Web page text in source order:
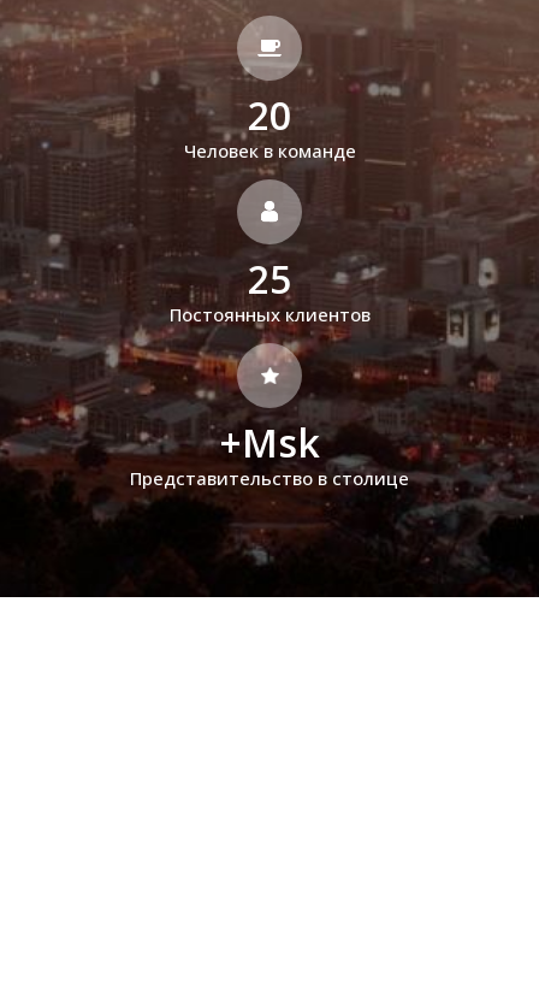
20
Человек в команде
25
Постоянных клиентов
+Msk
Представительство в столице